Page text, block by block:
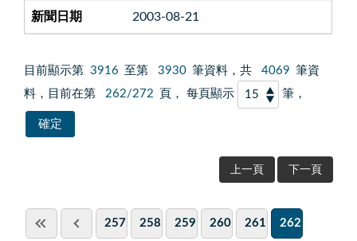
2003-08-21
目前顯示第 3916 至第 3930 筆資料，共 4069 筆資
料，目前在第
262/272 頁， 每頁顯示 筆，
上一頁 下一頁
257 258 259 260 261 262